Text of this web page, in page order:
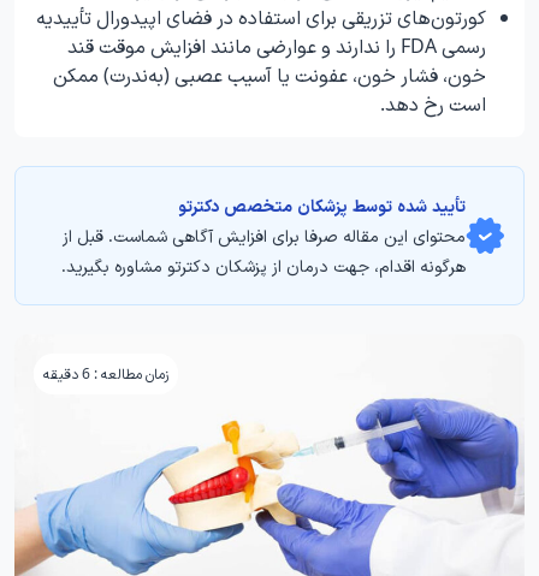
کورتون‌های تزریقی برای استفاده در فضای اپیدورال تأییدیه
رسمی FDA را ندارند و عوارضی مانند افزایش موقت قند
خون، فشار خون، عفونت یا آسیب عصبی (به‌ندرت) ممکن
است رخ دهد.
تأیید‌‌‌‌‌‌‌ شده توسط پزشکان متخصص دکترتو
محتوای این مقاله صرفا برای افزایش آگاهی شماست. قبل از
هرگونه اقدام، جهت درمان از پزشکان دکترتو مشاوره بگیرید.
زمان مطالعه : 6 دقیقه